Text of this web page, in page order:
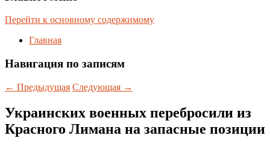
Перейти к основному содержимому
Главная
Навигация по записям
← Предыдущая Следующая →
Украинских военных перебросили из
Красного Лимана на запасные позиции